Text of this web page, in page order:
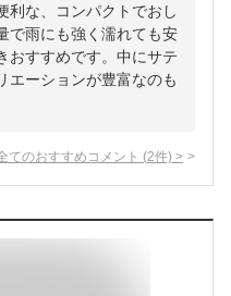
利な、コンパクトでおし
で雨にも強く濡れても安
おすすめです。中にサテ
エーションが豊富なのも
てのおすすめコメント (2件) >